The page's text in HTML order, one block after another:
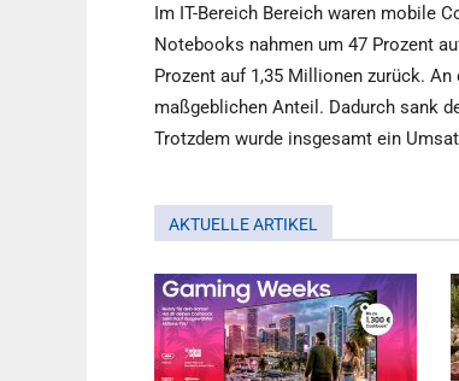
Im IT-Bereich Bereich waren mobile
Notebooks nahmen um 47 Prozent
Prozent auf 1,35 Millionen zurück.
maßgeblichen Anteil. Dadurch sank
Trotzdem wurde insgesamt ein
AKTUELLE ARTIKEL